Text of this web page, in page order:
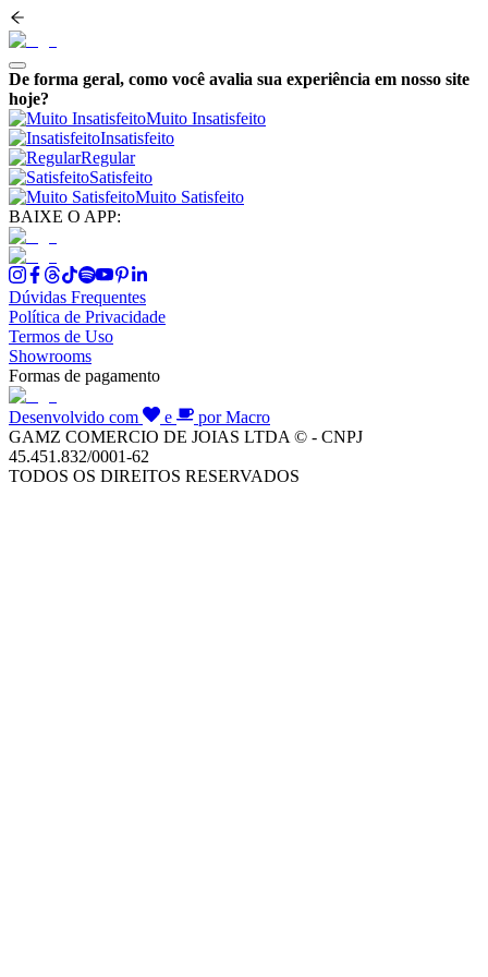
De forma geral, como você avalia sua experiência em nosso site
hoje?
Muito Insatisfeito
Insatisfeito
Regular
Satisfeito
Muito Satisfeito
BAIXE O APP:
Dúvidas Frequentes
Política de Privacidade
Termos de Uso
Showrooms
Formas de pagamento
Desenvolvido com e
por Macro
GAMZ COMERCIO DE JOIAS LTDA © - CNPJ
45.451.832/0001-62
TODOS OS DIREITOS RESERVADOS